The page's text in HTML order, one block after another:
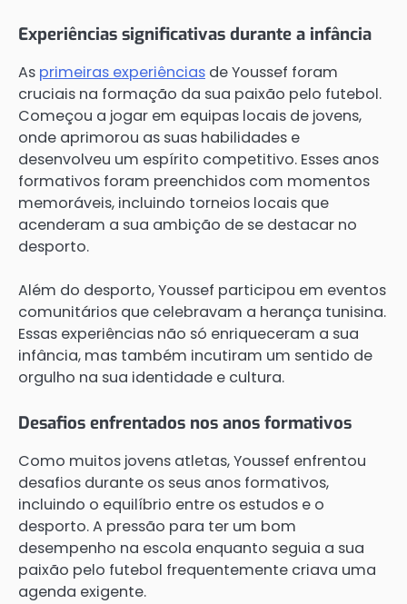
Experiências significativas durante a infância
As primeiras experiências de Youssef foram
cruciais na formação da sua paixão pelo futebol.
Começou a jogar em equipas locais de jovens,
onde aprimorou as suas habilidades e
desenvolveu um espírito competitivo. Esses anos
formativos foram preenchidos com momentos
memoráveis, incluindo torneios locais que
acenderam a sua ambição de se destacar no
desporto.
Além do desporto, Youssef participou em eventos
comunitários que celebravam a herança tunisina.
Essas experiências não só enriqueceram a sua
infância, mas também incutiram um sentido de
orgulho na sua identidade e cultura.
Desafios enfrentados nos anos formativos
Como muitos jovens atletas, Youssef enfrentou
desafios durante os seus anos formativos,
incluindo o equilíbrio entre os estudos e o
desporto. A pressão para ter um bom
desempenho na escola enquanto seguia a sua
paixão pelo futebol frequentemente criava uma
agenda exigente.